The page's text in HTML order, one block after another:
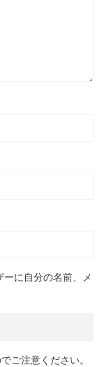
に自分の名前、メ
ご注意ください。